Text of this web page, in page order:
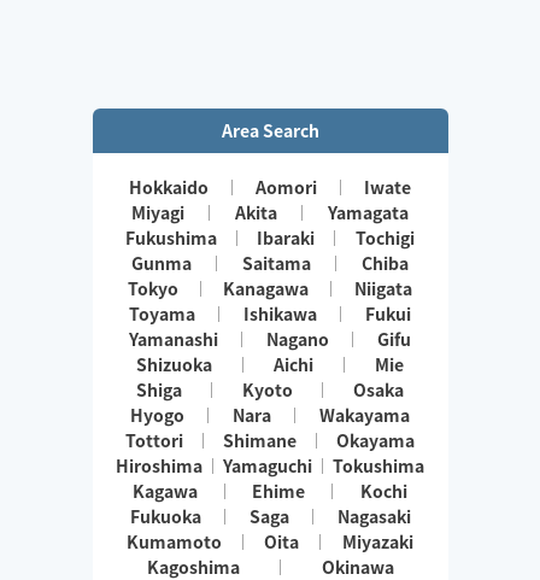
Area Search
Hokkaido Aomori
Iwate
Miyagi
Akita
Yamagata
Fukushima
Ibaraki
Tochigi
Gunma
Saitama
Chiba
Tokyo
Kanagawa
Niigata
Toyama
Ishikawa
Fukui
Yamanashi
Nagano
Gifu
Shizuoka
Aichi
Mie
Shiga
Kyoto
Osaka
Hyogo
Nara
Wakayama
Tottori
Shimane
Okayama
Hiroshima
Yamaguchi
Tokushima
Kagawa
Ehime
Kochi
Fukuoka
Saga
Nagasaki
Kumamoto
Oita
Miyazaki
Kagoshima
Okinawa